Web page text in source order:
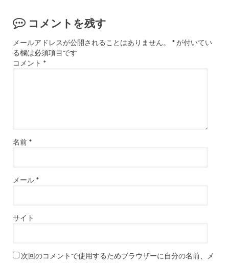
コメントを残す
メールアドレスが公開されることはありません。 *が付いてい
る欄は必須項目です
コメント *
名前 *
メール *
サイト
次回のコメントで使用するためブラウザーに自分の名前、メ